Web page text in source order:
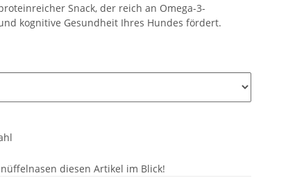
Snack, der reich an Omega-3-
kognitive Gesundheit Ihres Hundes fördert.
diesen Artikel im Blick!